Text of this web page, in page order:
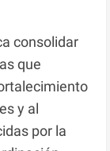
consolidar
que
y al
por la